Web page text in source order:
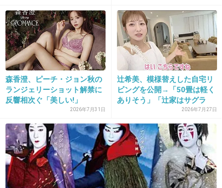
+4 -2
32. 匿名2018/11/30(金) 19:02:34
いやいらんてw
+8 -0
33. 匿名 2018/11/30(金) 19:13:53
太ってる女芸人は好き。直美とか黒沢さんと
か。
森香澄、ピーチ・ジョン秋の
ランジェリーショット解禁に
反響相次ぐ「美しい!」
2026年7月31日
辻希美、模様替えした自宅リ
ビングを公開→「50畳は軽く
ありそう」「辻家はサグラ
2026年7月27日